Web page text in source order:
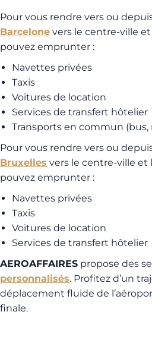
Pour vous rendre vers ou
Barcelone vers le centre-ville
pouvez emprunter :
Navettes privées
Taxis
Voitures de location
Services de transfert hôtelier
Transports en commun (bus,
Pour vous rendre vers ou
Bruxelles vers le centre-ville et
pouvez emprunter :
Navettes privées
Taxis
Voitures de location
Services de transfert hôtelier
AEROAFFAIRES propose des
personnalisés. Profitez d’un
déplacement fluide de
finale.